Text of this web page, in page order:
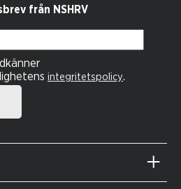
från NSHRV
integritetspolicy.